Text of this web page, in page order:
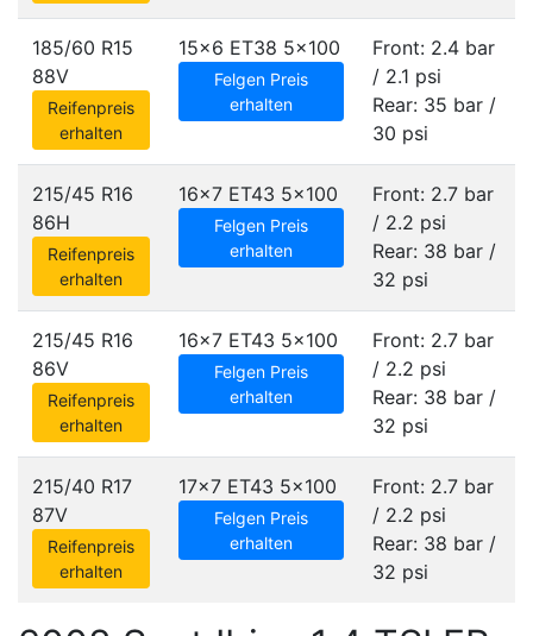
185/60 R15
88V
Reifenpreis
erhalten
15x6 ET38 5x100
Felgen Preis
erhalten
Front: 2.4 bar
/ 2.1 psi
Rear: 35 bar /
30 psi
215/45 R16
86H
Reifenpreis
erhalten
16x7 ET43 5x100
Felgen Preis
erhalten
Front: 2.7 bar
/ 2.2 psi
Rear: 38 bar /
32 psi
215/45 R16
86V
Reifenpreis
erhalten
16x7 ET43 5x100
Felgen Preis
erhalten
Front: 2.7 bar
/ 2.2 psi
Rear: 38 bar /
32 psi
215/40 R17
87V
Reifenpreis
erhalten
17x7 ET43 5x100
Felgen Preis
erhalten
Front: 2.7 bar
/ 2.2 psi
Rear: 38 bar /
32 psi